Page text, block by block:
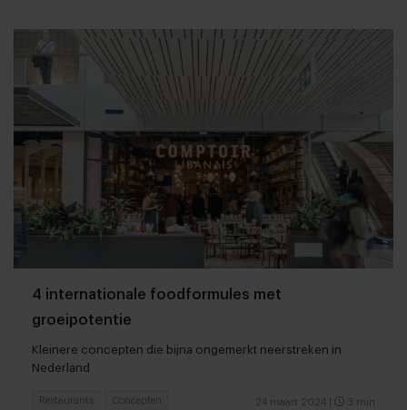
4 internationale foodformules met
groeipotentie
Kleinere concepten die bijna ongemerkt neerstreken in
Nederland
24 maart 2024 3 min
Restaurants Concepten